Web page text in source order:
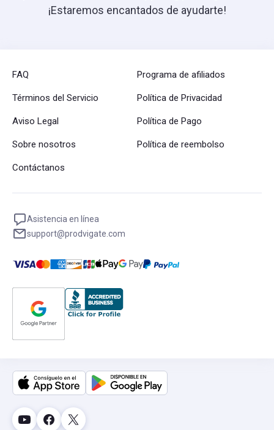
¡Estaremos encantados de ayudarte!
FAQ
Términos del Servicio
Programa de afiliados
Política de Privacidad
Aviso Legal
Sobre nosotros
Política de Pago
Política de reembolso
Contáctanos
Asistencia en línea
support@prodvigate.com